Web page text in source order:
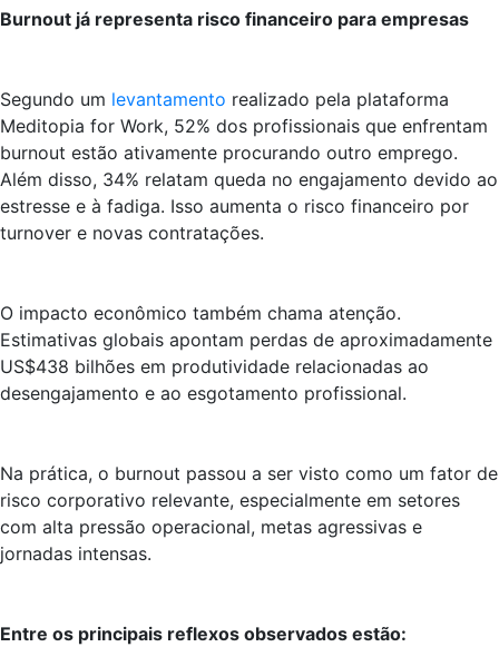
Burnout já representa risco financeiro para empresas
Segundo um levantamento realizado pela plataforma
Meditopia for Work, 52% dos profissionais que enfrentam
burnout estão ativamente procurando outro emprego.
Além disso, 34% relatam queda no engajamento devido ao
estresse e à fadiga. Isso aumenta o risco financeiro por
turnover e novas contratações.
O impacto econômico também chama atenção.
Estimativas globais apontam perdas de aproximadamente
US$438 bilhões em produtividade relacionadas ao
desengajamento e ao esgotamento profissional.
Na prática, o burnout passou a ser visto como um fator de
risco corporativo relevante, especialmente em setores
com alta pressão operacional, metas agressivas e
jornadas intensas.
Entre os principais reflexos observados estão: